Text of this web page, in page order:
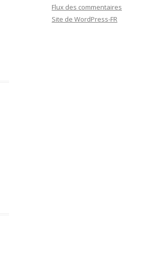
Flux des commentaires
Site de WordPress-FR